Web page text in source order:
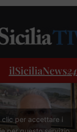
ilSiciliaNews24
clic per accettare i